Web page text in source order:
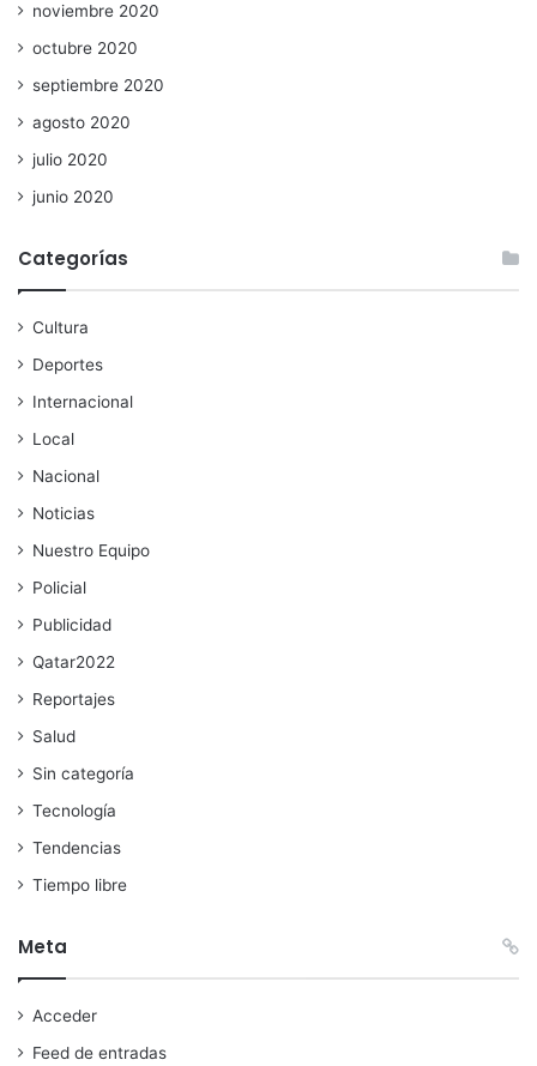
noviembre 2020
octubre 2020
septiembre 2020
agosto 2020
julio 2020
junio 2020
Categorías
Cultura
Deportes
Internacional
Local
Nacional
Noticias
Nuestro Equipo
Policial
Publicidad
Qatar2022
Reportajes
Salud
Sin categoría
Tecnología
Tendencias
Tiempo libre
Meta
Acceder
Feed de entradas